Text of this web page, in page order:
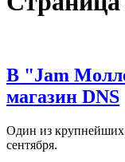
В "Jam
магазин DNS
Один из крупнейших
сентября.